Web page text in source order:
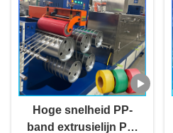
Hoge snelheid PP-
band extrusielijn PP-